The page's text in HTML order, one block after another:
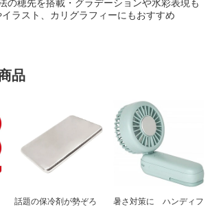
の穂先を搭載・グラデーションや水彩表現も
ラスト、カリグラフィーにもおすすめ
品
話題の保冷剤が勢ぞろ
暑さ対策に ハンディフ